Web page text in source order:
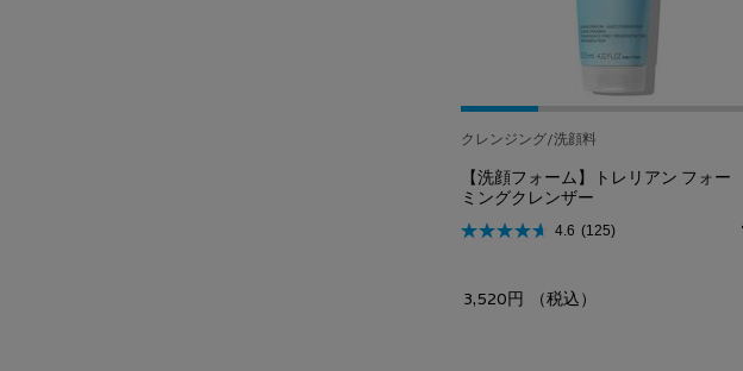
クレンジング/洗顔料
【洗顔フォーム】トレリアン フォー
ミングクレンザー
4.6 (125)
3,520円 （税込）